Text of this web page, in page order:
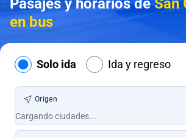
Pasajes y horarios deSan
en bus
Solo ida Ida y regreso
Origen